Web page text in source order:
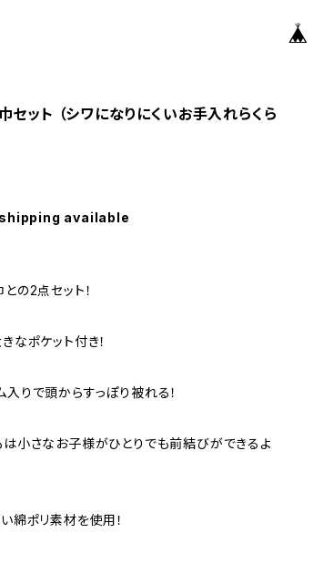
セット （シワになりにくいお手入れらくら
available
の2点セット！
なポケット付き！
りで頭からすっぽり被れる！
小さなお子様がひとりでも前結びができるよ
綿ポリ素材を使用！